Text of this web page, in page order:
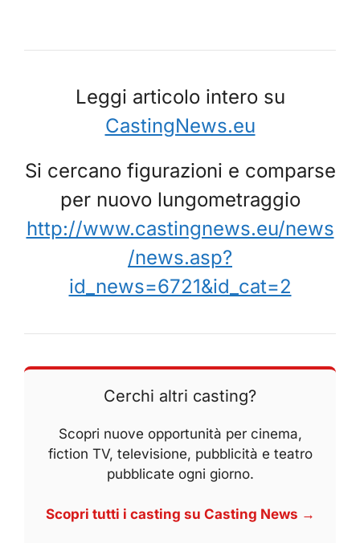
Leggi articolo intero su
CastingNews.eu
Si cercano figurazioni e comparse
per nuovo lungometraggio
http://www.castingnews.eu/news
/news.asp?
id_news=6721&id_cat=2
Cerchi altri casting?
Scopri nuove opportunità per cinema,
fiction TV, televisione, pubblicità e teatro
pubblicate ogni giorno.
Scopri tutti i casting su Casting News →